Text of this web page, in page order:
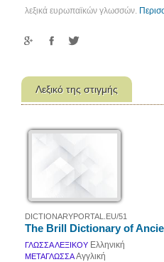
λεξικά ευρωπαϊκών γλωσσών.
Λεξικό της στιγμής
DICTIONARYPORTAL.EU/51
The Brill Dictionary of
ΓΛΩΣΣΑ ΛΕΞΙΚΟΥ Ελληνική
ΜΕΤΑΓΛΩΣΣΑΑγγλική